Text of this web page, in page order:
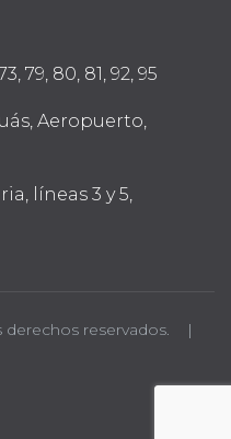
79, 80, 81, 92, 95
Aeropuerto,
líneas 3 y 5,
derechos reservados. |